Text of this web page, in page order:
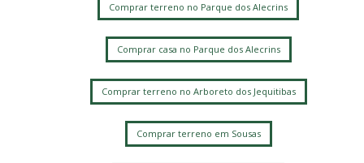
Comprar terreno no Parque dos Alecrins
Comprar casa no Parque dos Alecrins
Comprar terreno no Arboreto dos Jequitibas
Comprar terreno em Sousas